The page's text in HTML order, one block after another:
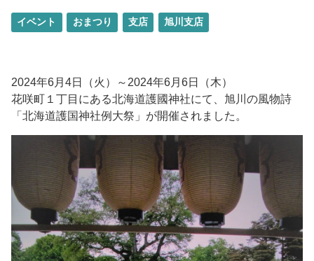
イベント おまつり 支店 旭川支店
2024年6月4日（火）～2024年6月6日（木）
花咲町１丁目にある北海道護國神社にて、旭川の風物詩
「北海道護国神社例大祭」が開催されました。